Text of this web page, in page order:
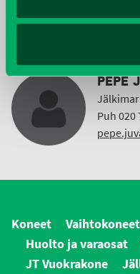
Puh 040
PEPE
Puh 020
Koneet Vaihtokoneet
Huolto ja varaosat
JT Vuokrakone